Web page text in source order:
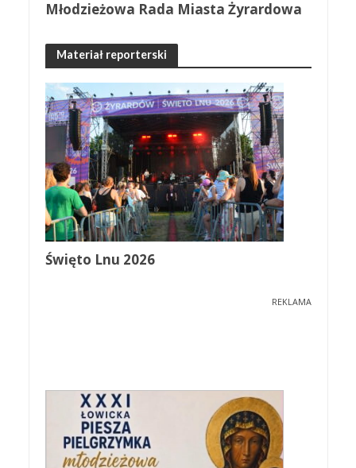
Młodzieżowa Rada Miasta Żyrardowa
Materiał reporterski
Święto Lnu 2026
REKLAMA